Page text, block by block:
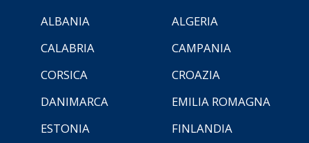
ALBANIA
ALGERIA
CALABRIA
CAMPANIA
CORSICA
CROAZIA
DANIMARCA
EMILIA ROMAGNA
ESTONIA
FINLANDIA